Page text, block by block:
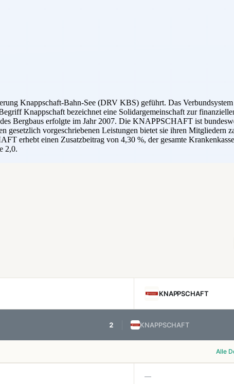
Knappschaft-Bahn-See (DRV KBS) geführt. Das
Knappschaft bezeichnet eine Solidargemeinschaft zur
Bergbaus erfolgte im Jahr 2007. Die KNAPPSCHAFT ist
vorgeschriebenen Leistungen bietet sie ihren Mitgliedern
erhebt einen Zusatzbeitrag von 4,30 %, der gesamte
2,0.
KNAPPSCHAFT
2 KNAPPSCHAFT
Alle
—